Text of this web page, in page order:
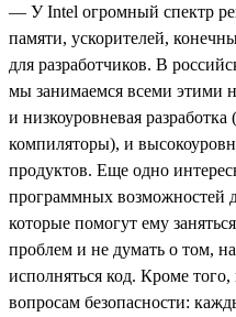
— У Intel огромный спектр
памяти, ускорителей,
для разработчиков. В
мы занимаемся всеми этими
и низкоуровневая
компиляторы), и
продуктов. Еще одно
программных возможностей
которые помогут ему
проблем и не думать о том,
исполняться код. Кроме
вопросам безопасности: